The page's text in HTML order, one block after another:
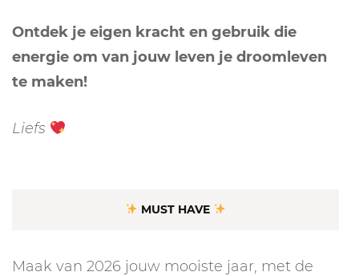
Ontdek je eigen kracht en gebruik die
energie om van jouw leven je droomleven
te maken!
Liefs
MUST HAVE
Maak van 2026 jouw mooiste jaar, met de